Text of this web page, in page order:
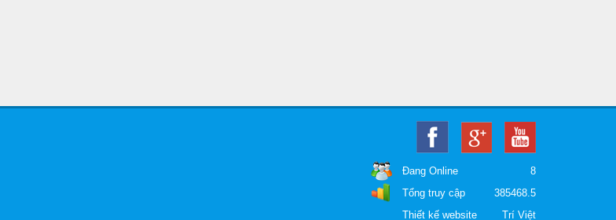
8
Đang Online
385468.5
Tổng truy cập
Trí Việt
Thiết kế website